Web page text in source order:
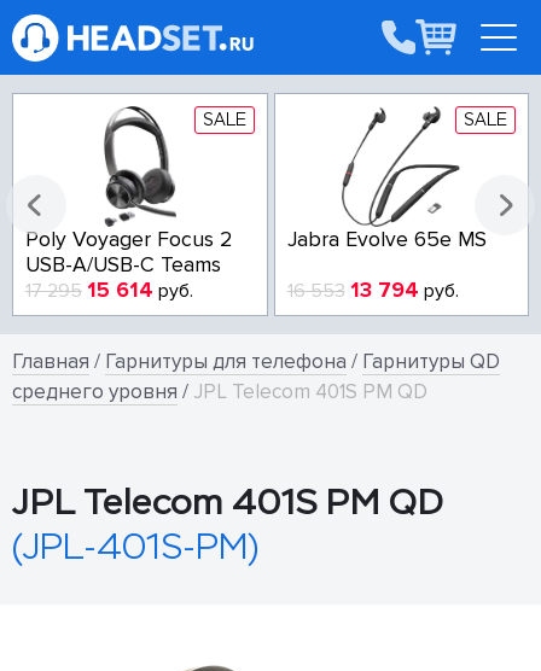
SALE
Poly Voyager Focus 2
USB-A/USB-C Teams
17 295 15 614 руб.
SALE
Jabra Evolve 65e MS
16 553 13 794 руб.
Главная / Гарнитуры для телефона / Гарнитуры QD
среднего уровня / JPL Telecom 401S PM QD
JPL Telecom 401S PM QD
(JPL-401S-PM)